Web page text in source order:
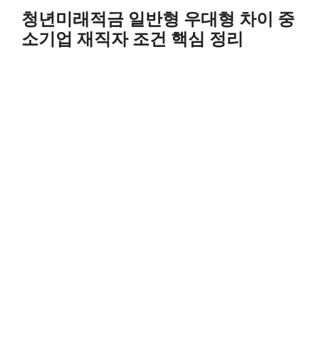
청년미래적금 일반형 우대형 차이 중
소기업 재직자 조건 핵심 정리